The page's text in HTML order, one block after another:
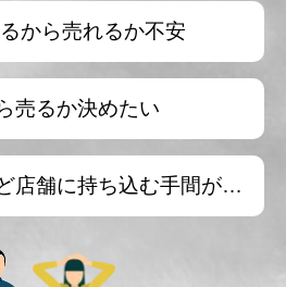
から売れるか不安
売るか決めたい
店舗に持ち込む手間が…